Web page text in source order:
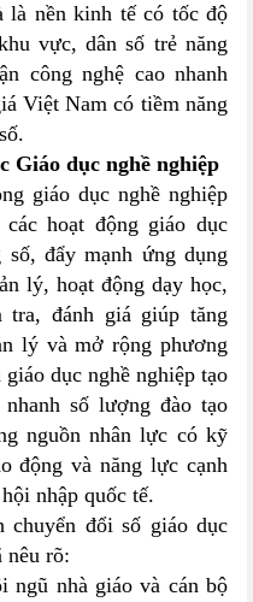
nền kinh tế có tốc độ
vực, dân số trẻ năng
công nghệ cao nhanh
Việt Nam có tiềm năng
Giáo dục nghề nghiệp
giáo dục nghề nghiệp
hoạt động giáo dục
đẩy mạnh ứng dụng
lý, hoạt động dạy học,
tra, đánh giá giúp tăng
lý và mở rộng phương
dục nghề nghiệp tạo
số lượng đào tạo
nguồn nhân lực có kỹ
động và năng lực cạnh
nhập quốc tế.
đổi số giáo dục
nêu rõ:
ngũ nhà giáo và cán bộ